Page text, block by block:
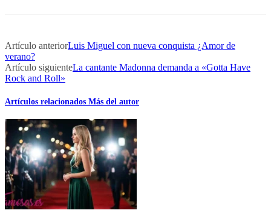
Artículo anteriorLuis Miguel con nueva conquista ¿Amor de
verano?
Artículo siguienteLa cantante Madonna demanda a «Gotta Have
Rock and Roll»
Artículos relacionados Más del autor